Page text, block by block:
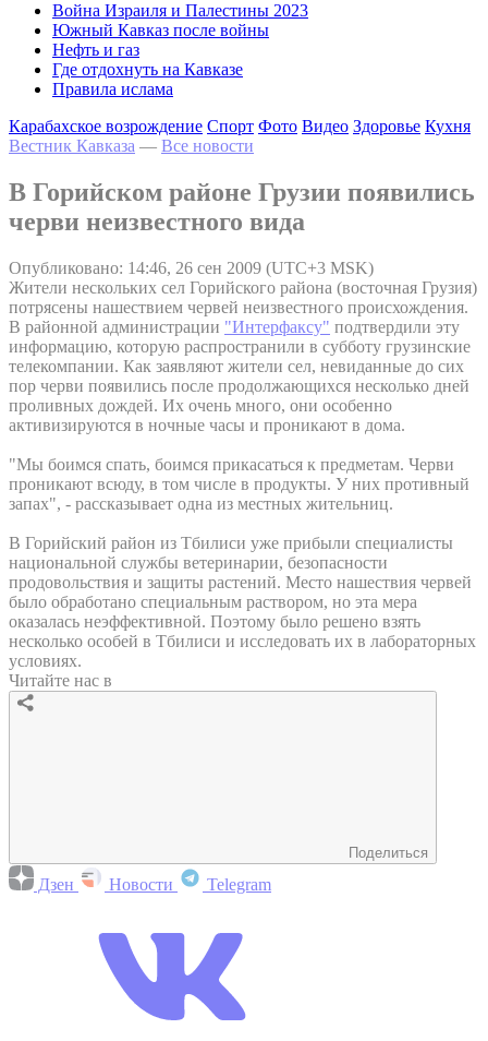
Война Израиля и Палестины 2023
Южный Кавказ после войны
Нефть и газ
Где отдохнуть на Кавказе
Правила ислама
Карабахское возрождение Спорт Фото Видео Здоровье Кухня
Вестник Кавказа — Все новости
В Горийском районе Грузии появились
черви неизвестного вида
Опубликовано: 14:46, 26 сен 2009 (UTC+3 MSK)
Жители нескольких сел Горийского района (восточная Грузия)
потрясены нашествием червей неизвестного происхождения.
В районной администрации "Интерфаксу" подтвердили эту
информацию, которую распространили в субботу грузинские
телекомпании. Как заявляют жители сел, невиданные до сих
пор черви появились после продолжающихся несколько дней
проливных дождей. Их очень много, они особенно
активизируются в ночные часы и проникают в дома.
"Мы боимся спать, боимся прикасаться к предметам. Черви
проникают всюду, в том числе в продукты. У них противный
запах", - рассказывает одна из местных жительниц.
В Горийский район из Тбилиси уже прибыли специалисты
национальной службы ветеринарии, безопасности
продовольствия и защиты растений. Место нашествия червей
было обработано специальным раствором, но эта мера
оказалась неэффективной. Поэтому было решено взять
несколько особей в Тбилиси и исследовать их в лабораторных
условиях.
Читайте нас в
Поделиться
Дзен Новости Telegram